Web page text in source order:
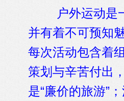
户外运动是一
并有着不可预知
每次活动包含着
策划与辛苦付出
是“廉价的旅游”